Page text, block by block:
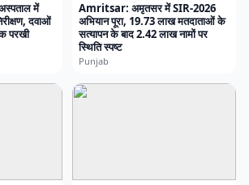
में
दवाओं
परखी
Amritsar: अमृतसर में SIR-2026
अभियान पूरा, 19.73 लाख मतदाताओं के
सत्यापन के बाद 2.42 लाख नामों पर
स्थिति स्पष्ट
Punjab